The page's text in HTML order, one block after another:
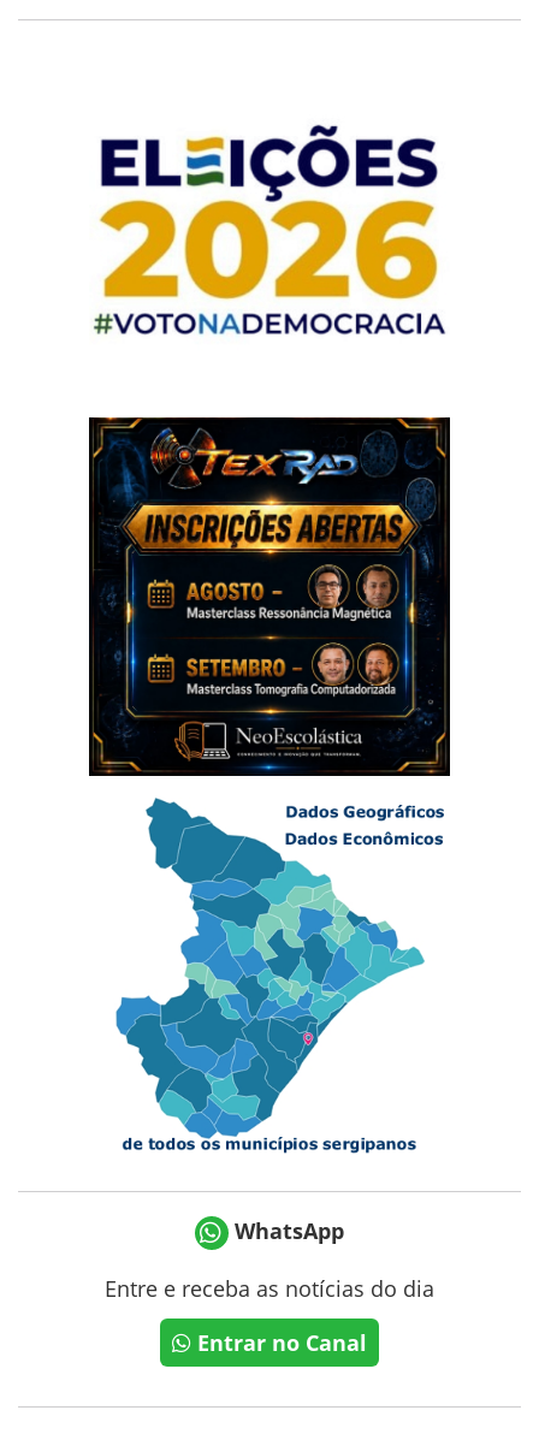
WhatsApp
Entre e receba as notícias do dia
Entrar no Canal